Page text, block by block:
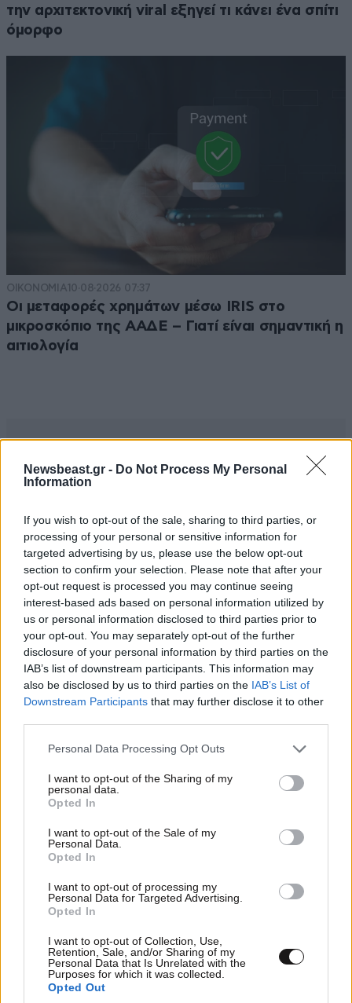
Newsbeast.gr - Do Not Process My Personal
Information
If you wish to opt-out of the sale, sharing to third parties, or
processing of your personal or sensitive information for
targeted advertising by us, please use the below opt-out
section to confirm your selection. Please note that after your
opt-out request is processed you may continue seeing
interest-based ads based on personal information utilized by
us or personal information disclosed to third parties prior to
your opt-out. You may separately opt-out of the further
disclosure of your personal information by third parties on the
IAB’s list of downstream participants. This information may
also be disclosed by us to third parties on the IAB’s List of
Downstream Participants that may further disclose it to other
Please note that this website/app uses one or more Google
not limited to your visit or usage behaviour. You may click to
grant or deny consent to Google and its third-party tags to
use your data for below specified purposes in below Google
consent section.
Personal Data Processing Opt Outs
I want to opt-out of the Sharing of my
personal data.
Opted In
I want to opt-out of the Sale of my
Personal Data.
Opted In
I want to opt-out of processing my
Personal Data for Targeted Advertising.
Opted In
I want to opt-out of Collection, Use,
Retention, Sale, and/or Sharing of my
Personal Data that Is Unrelated with the
Purposes for which it was collected.
Opted Out
την αρχιτεκτονική viral εξηγεί τι κάνει ένα σπίτι
όμορφο
ΟΙΚΟΝΟΜΙΑ10·08·2026 07:37
Οι μεταφορές χρημάτων μέσω IRIS στο
μικροσκόπιο της ΑΑΔΕ – Γιατί είναι σημαντική η
αιτιολογία
MARKET NEWS
Εργοθεραπεία,
Φυσικοθεραπεία ή
Λογοθεραπεία; Οδηγός
σπουδών και επαγγελματικών
προοπτικών
Ο απόλυτος σύμμαχος στην
αποτοξίνωση & την ορμονική
σου έκανα δώρο!